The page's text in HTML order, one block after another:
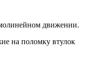
движении.
на поломку втулок